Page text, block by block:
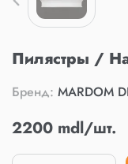
Пилястры /
Бренд: MARDOM
2200 mdl/шт.